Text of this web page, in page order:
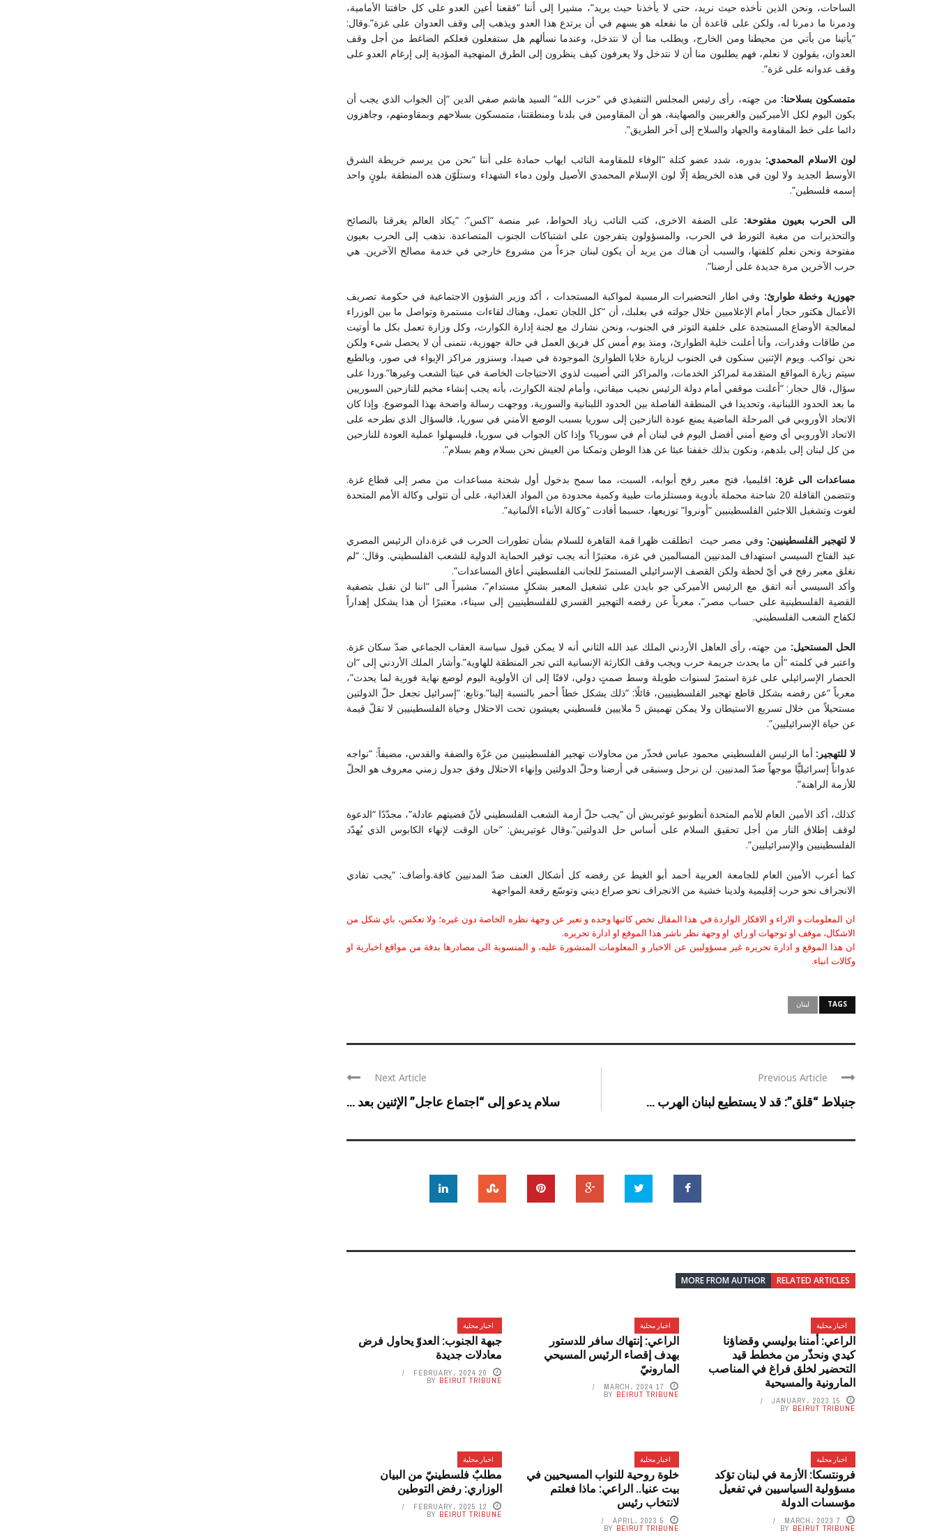
الساحات، ونحن الذين نأخذه حيث نريد، حتى لا يأخذنا حيث يريد”، مشيرا إلى أننا “فقعنا أعين العدو على كل حافتنا الأمامية،
ودمرنا ما دمرنا له، ولكن على قاعدة أن ما نفعله هو يسهم في أن يرتدع هذا العدو ويذهب إلى وقف العدوان على غزة”.وقال:
“يأتينا من يأتي من محيطنا ومن الخارج، ويطلب منا أن لا نتدخل، وعندما نسألهم هل ستفعلون فعلكم الضاغط من أجل وقف
العدوان، يقولون لا نعلم، فهم يطلبون منا أن لا نتدخل ولا يعرفون كيف ينظرون إلى الطرق المنهجية المؤدية إلى إرغام العدو على
وقف عدوانه على غزة”.
متمسكون بسلاحنا: من جهته، رأى رئيس المجلس التنفيذي في “حزب الله” السيد هاشم صفي الدين “إن الجواب الذي يجب أن
يكون اليوم لكل الأميركيين والغربيين والصهاينة، هو أن المقاومين في بلدنا ومنطقتنا، متمسكون بسلاحهم وبمقاومتهم، وجاهزون
دائما على خط المقاومة والجهاد والسلاح إلى آخر الطريق”.
لون الاسلام المحمدي: بدوره، شدد عضو كتلة “الوفاء للمقاومة النائب ايهاب حمادة على أننا “نحن من يرسم خريطة الشرق
الأوسط الجديد ولا لون في هذه الخريطة إلّا لون الإسلام المحمدي الأصيل ولون دماء الشهداء وستلَوّن هذه المنطقة بلونٍ واحد
إسمه فلسطين”.
الى الحرب بعيون مفتوحة: على الضفة الاخرى، كتب النائب زياد الحواط، عبر منصة “اكس”: “يكاد العالم يغرقنا بالنصائح
والتحذيرات من مغبة التورط في الحرب، والمسؤولون يتفرجون على اشتباكات الجنوب المتصاعدة. ‏نذهب إلى الحرب بعيون
مفتوحة ونحن نعلم كلفتها، والسبب أن هناك من يريد أن يكون لبنان جزءاً من مشروع خارجي في خدمة مصالح الآخرين. ‏هي
حرب الآخرين مرة جديدة على أرضنا”.
جهوزية وخطة طوارئ: وفي اطار التحضيرات الرمسية لمواكبة المستجدات ، أكد وزير الشؤون الاجتماعية في حكومة تصريف
الأعمال هكتور حجار أمام الإعلاميين خلال جولته في بعلبك، أن “كل اللجان تعمل، وهناك لقاءات مستمرة وتواصل ما بين الوزراء
لمعالجة الأوضاع المستجدة على خلفية التوتر في الجنوب، ونحن نشارك مع لجنة إدارة الكوارث، وكل وزارة تعمل بكل ما أوتيت
من طاقات وقدرات، وأنا أعلنت خلية الطوارئ، ومنذ يوم أمس كل فريق العمل في حالة جهوزية، نتمنى أن لا يحصل شيء ولكن
نحن نواكب. ويوم الإثنين سنكون في الجنوب لزيارة خلايا الطوارئ الموجودة في صيدا، وسنزور مراكز الإيواء في صور، وبالطبع
سيتم زيارة المواقع المتقدمة لمراكز الخدمات، والمراكز التي أصيبت لذوي الاحتياجات الخاصة في عيتا الشعب وغيرها”.وردا على
سؤال، قال حجار: “أعلنت موقفي أمام دولة الرئيس نجيب ميقاتي، وأمام لجنة الكوارث، بأنه يجب إنشاء مخيم للنازحين السوريين
ما بعد الحدود اللبنانية، وتحديدا في المنطقة الفاصلة بين الحدود اللبنانية والسورية، ووجهت رسالة واضحة بهذا الموضوع. وإذا كان
الاتحاد الأوروبي في المرحلة الماضية يمنع عودة النازحين إلى سوريا بسبب الوضع الأمني في سوريا، فالسؤال الذي نطرحه على
الاتحاد الأوروبي أي وضع أمني أفضل اليوم في لبنان أم في سوريا؟ وإذا كان الجواب في سوريا، فليسهلوا عملية العودة للنازحين
من كل لبنان إلى بلدهم، ونكون بذلك خففنا عبئا عن هذا الوطن وتمكنا من العيش نحن بسلام وهم بسلام”.
مساعدات الى غزة: اقليميا، فتح معبر رفح أبوابه، السبت، مما سمح بدخول أول شحنة مساعدات من مصر إلى قطاع غزة.
وتتضمن القافلة 20 شاحنة محملة بأدوية ومستلزمات طبية وكمية محدودة من المواد الغذائية، على أن تتولى وكالة الأمم المتحدة
لغوث وتشغيل اللاجئين الفلسطينيين “أونروا” توزيعها، حسبما أفادت “وكالة الأنباء الألمانية”.
لا لتهجير الفلسطينيين: وفي مصر حيث انطلقت ظهرا قمة القاهرة للسلام بشأن تطورات الحرب في غزة.دان الرئيس المصري
عبد الفتاح السيسي استهداف المدنيين المسالمين في غزة، معتبرًا أنه يجب توفير الحماية الدولية للشعب الفلسطيني. وقال: “لم
نغلق معبر رفح في أيّ لحظة ولكن القصف الإسرائيلي المستمرّ للجانب الفلسطيني أعاق المساعدات”.
وأكد السيسي أنه اتفق مع الرئيس الأميركي جو بايدن على تشغيل المعبر بشكلٍ مستدام”، مشيراً الى “اننا لن نقبل بتصفية
القضية الفلسطينية على حساب مصر”، معرباً عن رفضه التهجير القسري للفلسطينيين إلى سيناء، معتبرًا أن هذا يشكل إهداراً
لكفاح الشعب الفلسطيني.
الحل المستحيل: من جهته، رأى العاهل الأردني الملك عبد الله الثاني أنه لا يمكن قبول سياسة العقاب الجماعي ضدّ سكان غزة.
واعتبر في كلمته “أن ما يحدث جريمة حرب ويجب وقف الكارثة الإنسانية التي تجر المنطقة للهاوية”.وأشار الملك الأردني إلى “ان
الحصار الإسرائيلي على غزة استمرّ لسنوات طويلة وسط صمتٍ دولي، لافتًا إلى ان الأولوية اليوم لوضع نهاية فورية لما يحدث”،
معرباً “عن رفضه بشكل قاطع تهجير الفلسطينيين، قائلًا: “ذلك يشكل خطاً أحمر بالنسبة إلينا”.وتابع: “إسرائيل تجعل حلّ الدولتين
مستحيلاً من خلال تسريع الاستيطان ولا يمكن تهميش 5 ملاييين فلسطيني يعيشون تحت الاحتلال وحياة الفلسطينيين لا تقلّ قيمة
عن حياة الإسرائيليين”.
لا للتهجير: أما الرئيس الفلسطيني محمود عباس فحذّر من محاولات تهجير الفلسطينيين من غزّة والضفة والقدس، مضيفاً: “نواجه
عدواناً إسرائيليًّا موجهاً ضدّ المدنيين. لن نرحل وسنبقى في أرضنا وحلّ الدولتين وإنهاء الاحتلال وفق جدول زمني معروف هو الحلّ
للأزمة الراهنة”.
كذلك، أكد الأمين العام للأمم المتحدة أنطونيو غوتيريش أن “يجب حلّ أزمة الشعب الفلسطيني لأنّ قضيتهم عادلة”، مجدّدًا “الدعوة
لوقف إطلاق النار من أجل تحقيق السلام على أساس حل الدولتين”.وقال غوتيريش: “حان الوقت لإنهاء الكابوس الذي يُهدّد
الفلسطينيين والإسرائيليين”.
كما أعرب الأمين العام للجامعة العربية أحمد أبو الغيط عن رفضه كل أشكال العنف ضدّ المدنيين كافة.وأضاف: “يجب تفادي
الانجراف نحو حرب إقليمية ولدينا خشية من الانجراف نحو صراع ديني وتوسّع رقعة المواجهة
ان المعلومات و الاراء و الافكار الواردة في هذا المقال تخص كاتبها وحده و تعبر عن وجهة نظره الخاصة دون غيره؛ ولا تعكس، باي شكل من
الاشكال، موقف او توجهات او راي او وجهة نظر ناشر هذا الموقع او ادارة تحريره.
ان هذا الموقع و ادارة تحريره غير مسؤوليين عن الاخبار و المعلومات المنشورة عليه، و المنسوبة الى مصادرها بدقة من مواقع اخبارية او
وكالات انباء.
TAGS لبنان
Previous Article
جنبلاط “قلق”: قد لا يستطيع لبنان الهرب ...
Next Article
سلام يدعو إلى “اجتماع عاجل” الإثنين بعد ...
RELATED ARTICLES
MORE FROM AUTHOR
اخبار محلية
الراعي: أمننا بوليسي وقضاؤنا
كيدي ونحذّر من مخطط قيد
التحضير لخلق فراغ في المناصب
المارونية والمسيحية
15 JANUARY، 2023
BY BEIRUT TRIBUNE
اخبار محلية
الراعي: إنتهاك سافر للدستور
بهدف إقصاء الرئيس المسيحي
المارونيّ
17 MARCH، 2024
BY BEIRUT TRIBUNE
اخبار محلية
جبهة الجنوب: العدوّ يحاول فرض
معادلات جديدة
20 FEBRUARY، 2024
BY BEIRUT TRIBUNE
اخبار محلية
فرونتسكا: الأزمة في لبنان تؤكد
مسؤولية السياسيين في تفعيل
مؤسسات الدولة
7 MARCH، 2023
BY BEIRUT TRIBUNE
اخبار محلية
خلوة روحية للنواب المسيحيين في
بيت عنيا.. الراعي: ماذا فعلتم
لانتخاب رئيس
5 APRIL، 2023
BY BEIRUT TRIBUNE
اخبار محلية
مطلبٌ فلسطينيّ من البيان
الوزاري: رفض التوطين
12 FEBRUARY، 2025
BY BEIRUT TRIBUNE